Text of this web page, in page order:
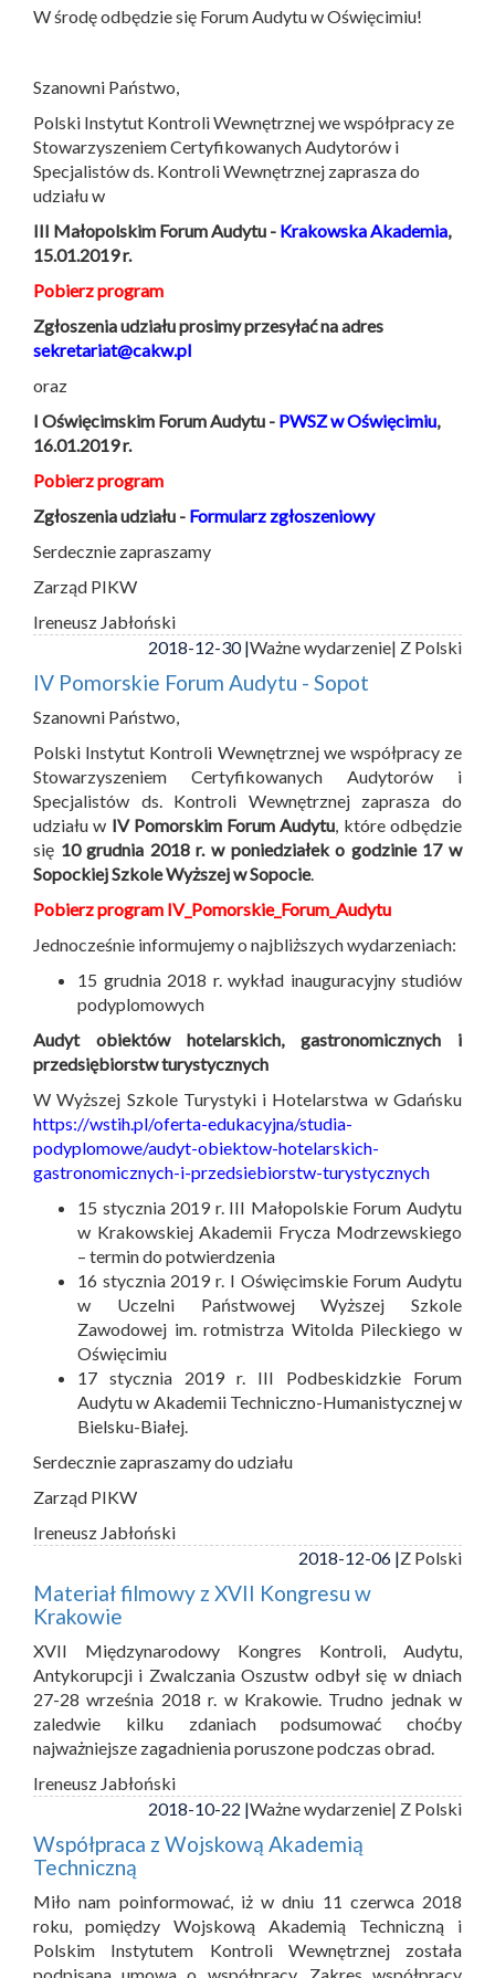
W środę odbędzie się Forum Audytu w Oświęcimiu!
Szanowni Państwo,
Polski Instytut Kontroli Wewnętrznej we współpracy ze
Stowarzyszeniem Certyfikowanych Audytorów i
Specjalistów ds. Kontroli Wewnętrznej zaprasza do
udziału w
III Małopolskim Forum Audytu - Krakowska Akademia,
15.01.2019 r.
Pobierz program
Zgłoszenia udziału prosimy przesyłać na adres
sekretariat@cakw.pl
oraz
I Oświęcimskim Forum Audytu - PWSZ w Oświęcimiu,
16.01.2019 r.
Pobierz program
Zgłoszenia udziału - Formularz zgłoszeniowy
Serdecznie zapraszamy
Zarząd PIKW
Ireneusz Jabłoński
2018-12-30 |Ważne wydarzenie| Z Polski
IV Pomorskie Forum Audytu - Sopot
Szanowni Państwo,
Polski Instytut Kontroli Wewnętrznej we współpracy ze
Stowarzyszeniem Certyfikowanych Audytorów i
Specjalistów ds. Kontroli Wewnętrznej zaprasza do
udziału w IV Pomorskim Forum Audytu , które odbędzie
się 10 grudnia 2018 r. w poniedziałek o godzinie 17 w
Sopockiej Szkole Wyższej w Sopocie.
Pobierz program IV_Pomorskie_Forum_Audytu
Jednocześnie informujemy o najbliższych wydarzeniach:
15 grudnia 2018 r. wykład inauguracyjny studiów
podyplomowych
Audyt obiektów hotelarskich, gastronomicznych i
przedsiębiorstw turystycznych
W Wyższej Szkole Turystyki i Hotelarstwa w Gdańsku
https://wstih.pl/oferta-edukacyjna/studia-
podyplomowe/audyt-obiektow-hotelarskich-
gastronomicznych-i-przedsiebiorstw-turystycznych
15 stycznia 2019 r. III Małopolskie Forum Audytu
w Krakowskiej Akademii Frycza Modrzewskiego
– termin do potwierdzenia
16 stycznia 2019 r. I Oświęcimskie Forum Audytu
w Uczelni Państwowej Wyższej Szkole
Zawodowej im. rotmistrza Witolda Pileckiego w
Oświęcimiu
17 stycznia 2019 r. III Podbeskidzkie Forum
Audytu w Akademii Techniczno-Humanistycznej w
Bielsku-Białej.
Serdecznie zapraszamy do udziału
Zarząd PIKW
Ireneusz Jabłoński
2018-12-06 |Z Polski
Materiał filmowy z XVII Kongresu w
Krakowie
XVII Międzynarodowy Kongres Kontroli, Audytu,
Antykorupcji i Zwalczania Oszustw odbył się w dniach
27-28 września 2018 r. w Krakowie. Trudno jednak w
zaledwie kilku zdaniach podsumować choćby
najważniejsze zagadnienia poruszone podczas obrad.
Ireneusz Jabłoński
2018-10-22 |Ważne wydarzenie| Z Polski
Współpraca z Wojskową Akademią
Techniczną
Miło nam poinformować, iż w dniu 11 czerwca 2018
roku, pomiędzy Wojskową Akademią Techniczną i
Polskim Instytutem Kontroli Wewnętrznej została
podpisana umowa o współpracy. Zakres współpracy